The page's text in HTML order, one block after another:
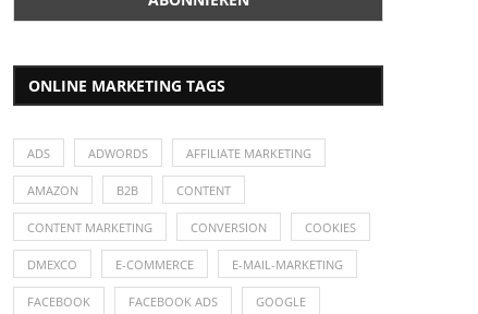
ONLINE MARKETING TAGS
ADS ADWORDS AFFILIATE MARKETING
AMAZON B2B CONTENT
CONTENT MARKETING CONVERSION COOKIES
DMEXCO E-COMMERCE E-MAIL-MARKETING
FACEBOOK FACEBOOK ADS GOOGLE